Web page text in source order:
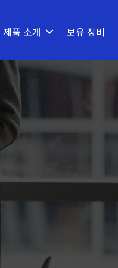
제품 소개 보유 장비